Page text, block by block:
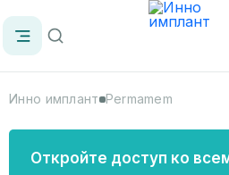
Инно имплант Permamem
Откройте доступ ко